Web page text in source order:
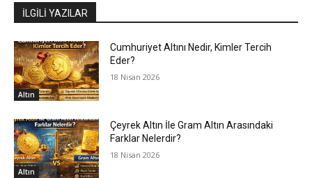
İLGİLİ YAZILAR
Altın
Cumhuriyet Altını Nedir, Kimler Tercih
Eder?
18 Nisan 2026
Altın
Çeyrek Altın İle Gram Altın Arasındaki
Farklar Nelerdir?
18 Nisan 2026